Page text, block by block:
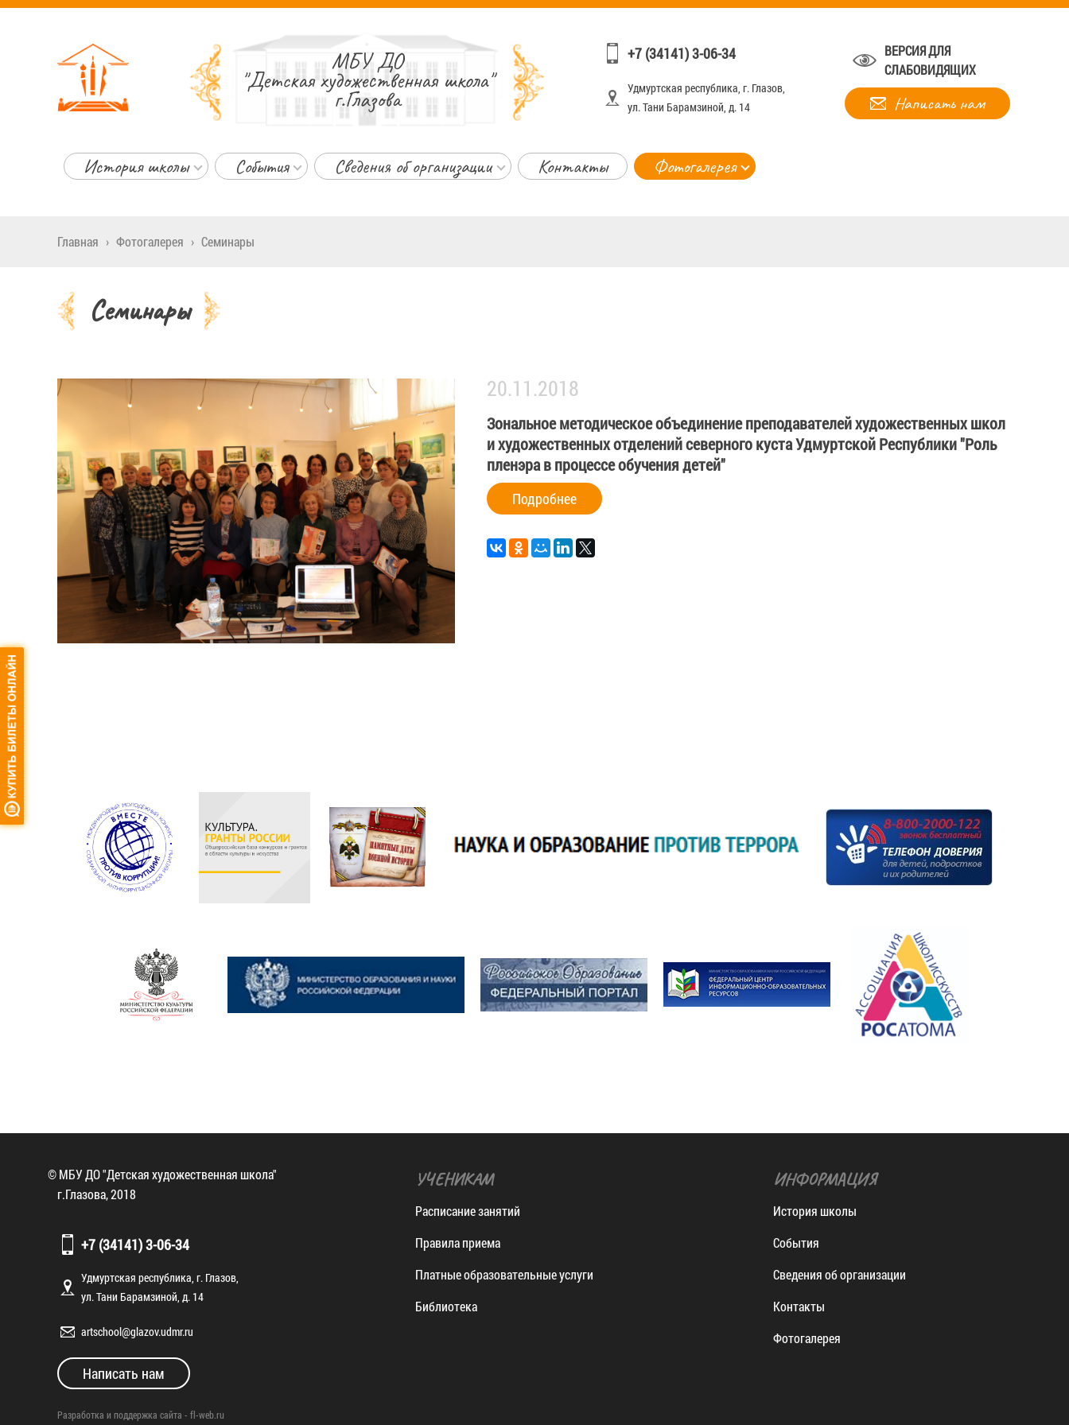
МБУ ДО
"Детская художественная школа"
г.Глазова
+7 (34141) 3-06-34
Удмуртская республика, г. Глазов,
ул. Тани Барамзиной, д. 14
ВЕРСИЯ ДЛЯ
СЛАБОВИДЯЩИХ
Написать нам
История школы События Сведения об организации Контакты Фотогалерея
Главная › Фотогалерея › Семинары
Семинары
20.11.2018
Зональное методическое объединение преподавателей художественных школ
и художественных отделений северного куста Удмуртской Республики "Роль
пленэра в процессе обучения детей"
Подробнее
© МБУ ДО "Детская художественная школа"
г.Глазова, 2018
+7 (34141) 3-06-34
Удмуртская республика, г. Глазов,
ул. Тани Барамзиной, д. 14
artschool@glazov.udmr.ru
Написать нам
Разработка и поддержка сайта - fl-web.ru
УЧЕНИКАМ
Расписание занятий
Правила приема
Платные образовательные услуги
Библиотека
ИНФОРМАЦИЯ
История школы
События
Сведения об организации
Контакты
Фотогалерея